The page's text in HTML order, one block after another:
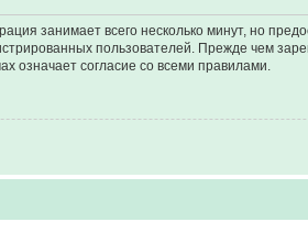
занимает всего несколько минут, но
пользователей. Прежде чем
означает согласие со всеми правилами.